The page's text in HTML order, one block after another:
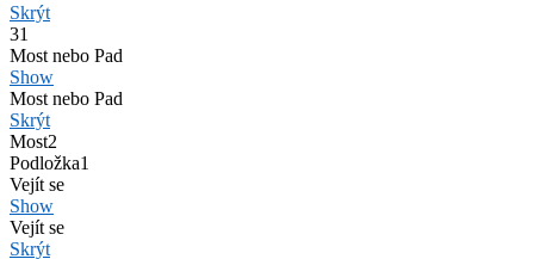
Skrýt
31
Most nebo Pad
Show
Most nebo Pad
Skrýt
Most2
Podložka1
Vejít se
Show
Vejít se
Skrýt